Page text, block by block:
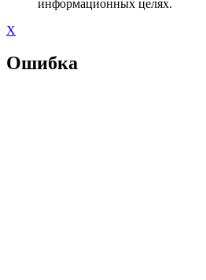
информационных целях.
X
Ошибка